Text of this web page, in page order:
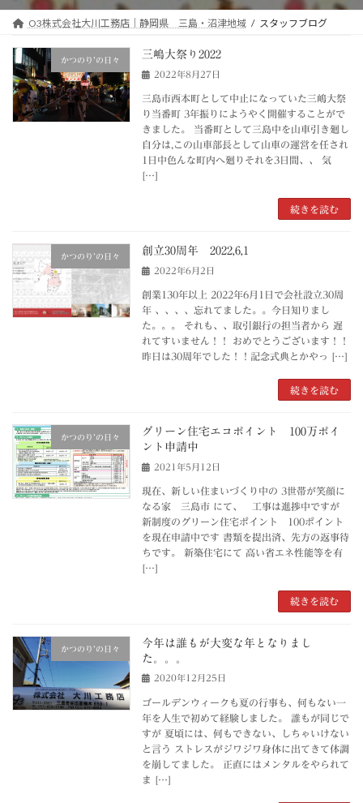
O3株式会社大川工務店｜静岡県 三島・沼津地域 スタッフブログ
かつのり’の日々 三嶋大祭り2022
2022年8月27日
三島市西本町として中止になっていた三嶋大祭
り当番町 3年振りにようやく開催することがで
きました。 当番町として三島中を山車引き廻し
自分は,この山車部長として山車の運営を任され
1日中色んな町内へ廻りそれを3日間、、 気
[…]
続きを読む
かつのり’の日々 創立30周年 2022,6,1
2022年6月2日
創業130年以上 2022年6月1日で会社設立30周
年 、、、、忘れてました。。今日知りまし
た。。。 それも、、取引銀行の担当者から 遅
れてすいません！！ おめでとうございます！！
昨日は30周年でした！！記念式典とかやっ […]
続きを読む
かつのり’の日々
グリーン住宅エコポイント 100万ポイ
ント申請中
2021年5月12日
現在、新しい住まいづくり中の 3世帯が笑顔に
なる家 三島市 にて、 工事は進捗中ですが
新制度のグリーン住宅ポイント 100ポイント
を現在申請中です 書類を提出済、先方の返事待
ちです。 新築住宅にて 高い省エネ性能等を有
[…]
続きを読む
かつのり’の日々
今年は誰もが大変な年となりまし
た。。。
2020年12月25日
ゴールデンウィークも夏の行事も、何もない一
年を人生で初めて経験しました。 誰もが同じで
すが 夏頃には、何もできない、しちゃいけない
と言う ストレスがジワジワ身体に出てきて体調
を崩してました。 正直にはメンタルをやられて
ま […]